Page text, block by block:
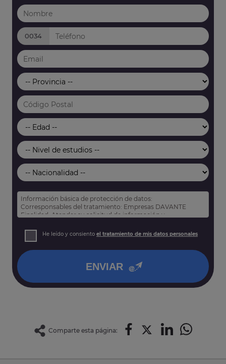
0034
Información básica de protección de datos:
Corresponsables del tratamiento: Empresas DAVANTE
Finalidad: Atender su solicitud de información y
Derechos: Puede acceder, rectificar y suprimir sus datos,
así como otros derechos tal y como se explica en nuestra
He leído y consiento el tratamiento de mis datos personales
ENVIAR
Comparte esta página: